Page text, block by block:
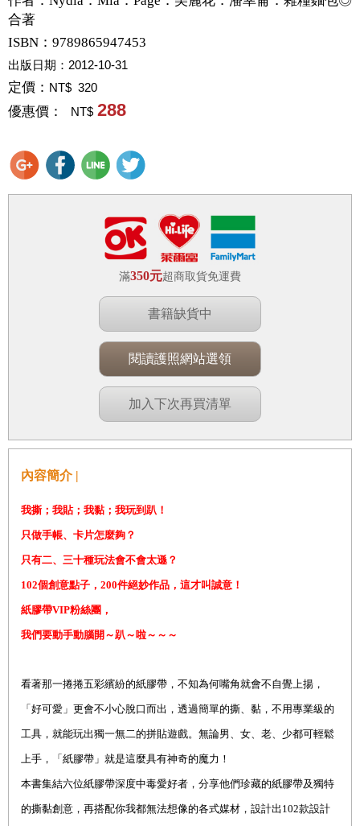
合著
ISBN：9789865947453
出版日期： 2012-10-31
定價： NT$ 320
優惠價： NT$ 288
滿350元超商取貨免運費
書籍缺貨中
閱讀護照網站選領
加入下次再買清單
內容簡介 |
我撕；我貼；我黏；我玩到趴！
只做手帳、卡片怎麼夠？
只有二、三十種玩法會不會太遜？
102個創意點子，200件絕妙作品，這才叫誠意！
紙膠帶VIP粉絲團，
我們要動手動腦開～趴～啦～～～
看著那一捲捲五彩繽紛的紙膠帶，不知為何嘴角就會不自覺上揚，
「好可愛」更會不小心脫口而出，透過簡單的撕、黏，不用專業級的
工具，就能玩出獨一無二的拼貼遊戲。無論男、女、老、少都可輕鬆
上手，「紙膠帶」就是這麼具有神奇的魔力！
本書集結六位紙膠帶深度中毒愛好者，分享他們珍藏的紙膠帶及獨特
的撕黏創意，再搭配你我都無法想像的各式媒材，設計出102款設計